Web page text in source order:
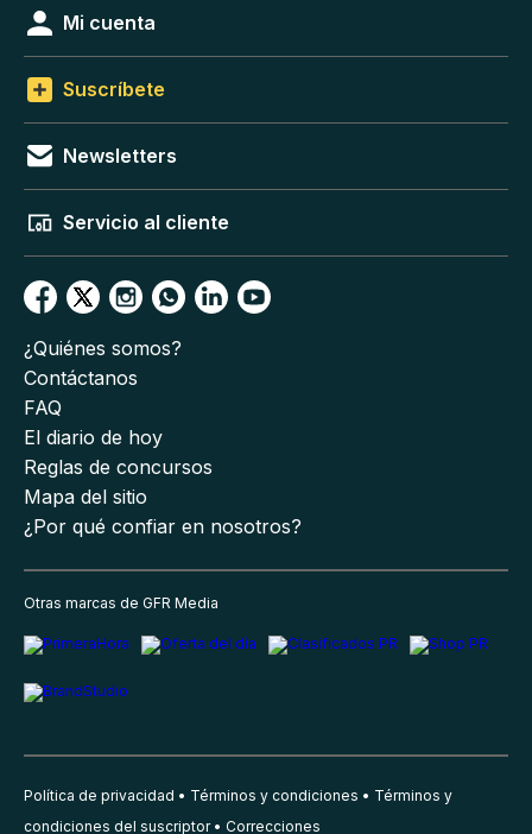
Mi cuenta
Suscríbete
Newsletters
Servicio al cliente
¿Quiénes somos?
Contáctanos
FAQ
El diario de hoy
Reglas de concursos
Mapa del sitio
¿Por qué confiar en nosotros?
Otras marcas de GFR Media
Política de privacidad Términos y condiciones
Términos y
condiciones del suscriptor
Correcciones